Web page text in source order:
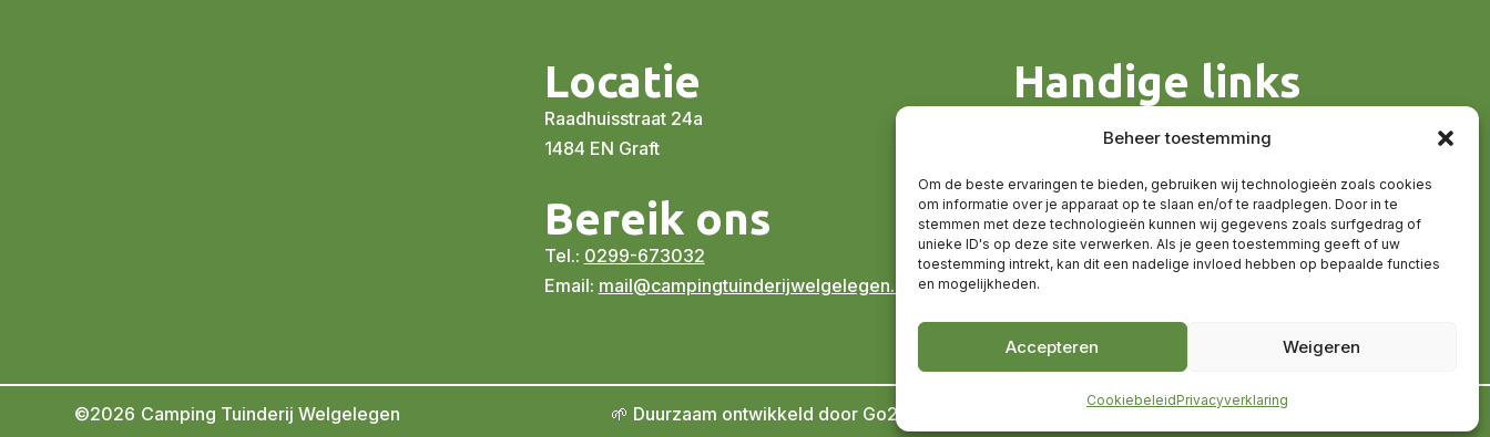
Beheer toestemming
Om de beste ervaringen te bieden, gebruiken wij technologieën zoals cookies
om informatie over je apparaat op te slaan en/of te raadplegen. Door in te
stemmen met deze technologieën kunnen wij gegevens zoals surfgedrag of
unieke ID's op deze site verwerken. Als je geen toestemming geeft of uw
toestemming intrekt, kan dit een nadelige invloed hebben op bepaalde functies
en mogelijkheden.
Accepteren Weigeren
CookiebeleidPrivacyverklaring
Locatie
Raadhuisstraat 24a
1484 EN Graft
Bereik ons
Tel.: 0299-673032
Email: mail@campingtuinderijwelgelegen.nl
Handige links
Contact en route
Sitemap
©2026 Camping Tuinderij Welgelegen 🌱 Duurzaam ontwikkeld door Go2People